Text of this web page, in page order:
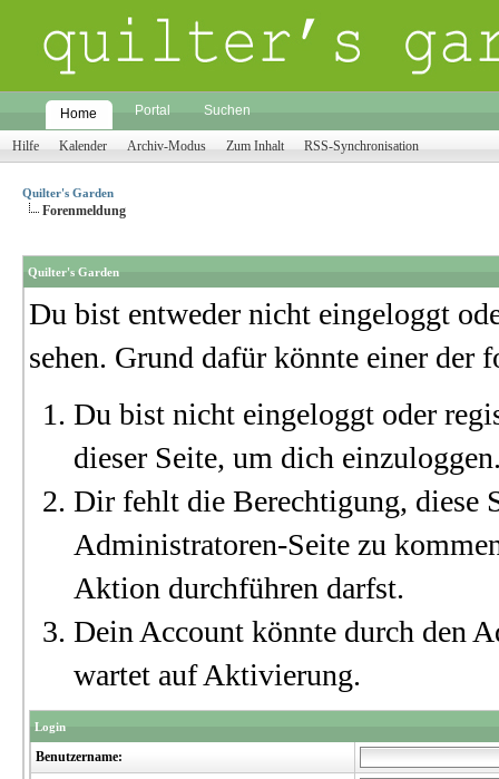
Home Portal Suchen
Hilfe Kalender Archiv-Modus Zum Inhalt RSS-Synchronisation
Quilter's Garden
Forenmeldung
Quilter's Garden
Du bist entweder nicht eingeloggt
sehen. Grund dafür könnte einer der
Du bist nicht eingeloggt oder
dieser Seite, um dich
Dir fehlt die Berechtigung, diese
Administratoren-Seite zu
Aktion durchführen darfst.
Dein Account könnte durch den
wartet auf Aktivierung.
Login
Benutzername: